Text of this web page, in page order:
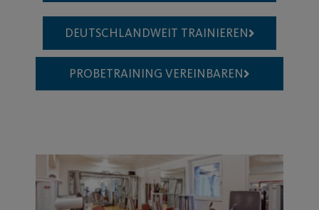
DEUTSCHLANDWEIT TRAINIEREN
PROBETRAINING VEREINBAREN